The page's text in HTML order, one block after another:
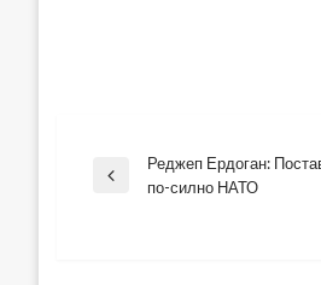
Previous
Реджеп Ердоган:
по-силно НАТО